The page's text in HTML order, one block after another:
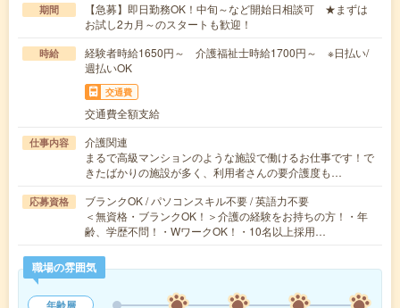
期間
【急募】即日勤務OK！中旬～など開始日相談可 ★まずは
お試し2カ月～のスタートも歓迎！
時給
経験者時給1650円～ 介護福祉士時給1700円～ ※日払い/
週払いOK
交通費
交通費全額支給
仕事内容
介護関連
まるで高級マンションのような施設で働けるお仕事です！で
きたばかりの施設が多く、利用者さんの要介護度も…
応募資格
ブランクOK / パソコンスキル不要 / 英語力不要
＜無資格・ブランクOK！＞介護の経験をお持ちの方！・年
齢、学歴不問！・WワークOK！・10名以上採用…
職場の雰囲気
年齢層